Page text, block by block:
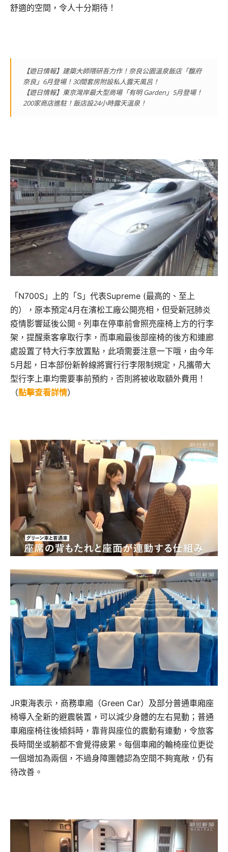
舒適的空間，令人十分期待！
【遊日情報】建築大師隈研吾力作！奈良公園溫泉飯店「馥府
奈良」6月登場！30間套房附設私人露天風呂！
【遊日情報】東京灣岸最大型商場「有明 Garden」5月登場！
200家商店進駐！飯店設24小時露天溫泉！
「N700S」上的「S」代表Supreme (最高的、至上
的），原本預定4月在濱松工廠公開亮相，但受新冠肺炎
疫情影響延後公開。列車在停車前會照亮座椅上方的行李
架，提醒乘客拿取行李，而車廂最後部座椅的後方和連廊
處設置了特大行李放置點，此項需要注意一下哦，由今年
5月起，日本部份新幹線將實行行李限制規定，凡攜帶大
型行李上車均需要事前預約，否則將被收取額外費用！
（點擊查看詳情）
JR東海表示，商務車廂（Green Car）及部分普通車廂座
椅導入全新的避震裝置，可以減少身體的左右晃動；普通
車廂座椅往後傾斜時，靠背與座位的震動有連動，令旅客
長時間坐或躺都不會覺得疲累。每個車廂的輪椅座位更從
一個增加為兩個，不過身障團體認為空間不夠寬敞，仍有
待改善。